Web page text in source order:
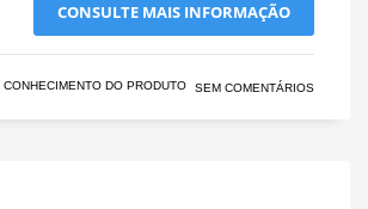
CONSULTE MAIS INFORMAÇÃO
CONHECIMENTO DO PRODUTO SEM COMENTÁRIOS